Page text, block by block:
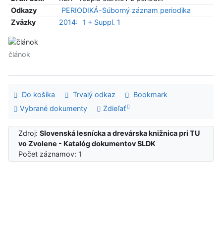
Odkazy
PERIODIKÁ-Súborný záznam periodika
Zväzky
2014: 1 + Suppl. 1
článok
Do košíka Trvalý odkaz
Bookmark
Vybrané dokumenty
Zdieľať
Zdroj:Slovenská lesnícka a drevárska knižnica pri TU
vo Zvolene - Katalóg dokumentov SLDK
Počet záznamov: 1